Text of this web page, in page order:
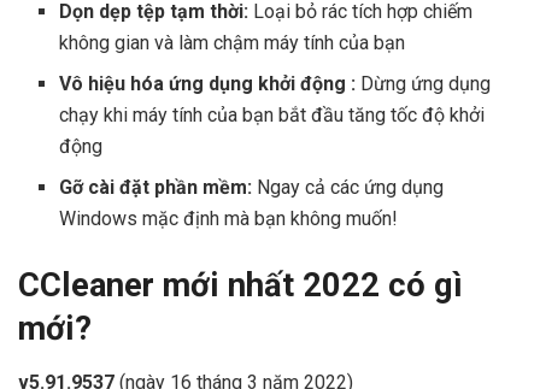
Dọn dẹptệp tạm thời: Loại bỏ rác tích hợp chiếm
không gian và làm chậm máy tính của bạn
Vô hiệu hóa ứng dụng khởi động : Dừng ứng dụng
chạy khi máy tính của bạn bắt đầu tăng tốc độ khởi
động
Gỡ cài đặt phần mềm: Ngay cả các ứng dụng
Windows mặc định mà bạn không muốn!
CCleaner mới nhất 2022 có gì
mới?
v5.91.9537 (ngày 16 tháng 3 năm 2022)